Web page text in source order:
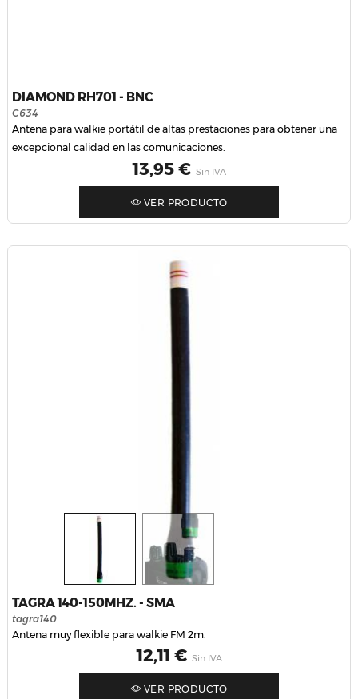
DIAMOND RH701 - BNC
C634
Antena para walkie portátil de altas prestaciones para obtener una
excepcional calidad en las comunicaciones.
Precio
13,95 € Sin IVA
VER PRODUCTO
TAGRA 140-150MHZ. - SMA
tagra140
Antena muy flexible para walkie FM 2m.
Precio
12,11 € Sin IVA
VER PRODUCTO